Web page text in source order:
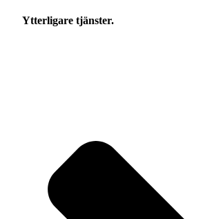
Ytterligare tjänster.